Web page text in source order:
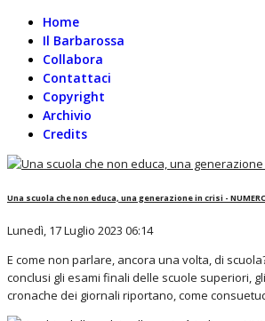
Home
Il Barbarossa
Collabora
Contattaci
Copyright
Archivio
Credits
Una scuola che non educa, una generazione in crisi -
Lunedì, 17 Luglio 2023 06:14
E come non parlare, ancora una volta, di
conclusi gli esami finali delle scuole superiori,
cronache dei giornali riportano, come